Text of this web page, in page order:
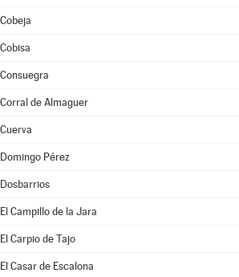
Cobeja
Cobisa
Consuegra
Corral de Almaguer
Cuerva
Domingo Pérez
Dosbarrios
El Campillo de la Jara
El Carpio de Tajo
El Casar de Escalona